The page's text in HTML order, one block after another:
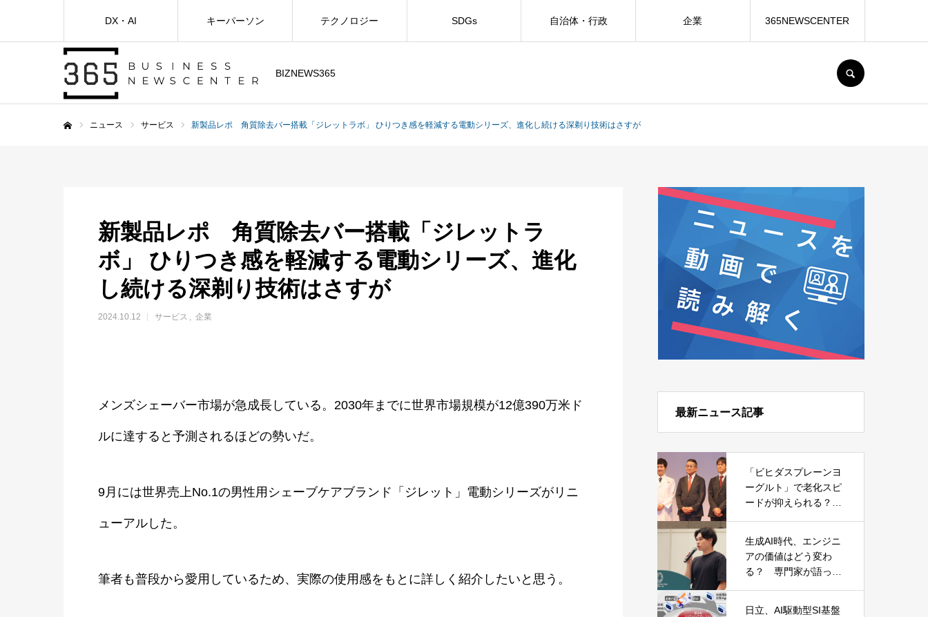
BIZNEWS365
DX・AI キーパーソン テクノロジー SDGs 自治体・行政 企業 365NEWSCENTER
ニュース サービス 新製品レポ 角質除去バー搭載「ジレットラボ」 ひりつき感を軽減する電動シリーズ、進化し続ける深剃り技術はさすが
新製品レポ 角質除去バー搭載「ジレットラ
ボ」 ひりつき感を軽減する電動シリーズ、進化
し続ける深剃り技術はさすが
2024.10.12 サービス 企業
メンズシェーバー市場が急成長している。2030年までに世界市場規模が12億390万米ド
ルに達すると予測されるほどの勢いだ。
9月には世界売上No.1の男性用シェーブケアブランド「ジレット」電動シリーズがリニ
ューアルした。
筆者も普段から愛用しているため、実際の使用感をもとに詳しく紹介したいと思う。
最新ニュース記事
「ビヒダスプレーンヨ
ーグルト」で老化スピ
ードが抑えられる？
生成AI時代、エンジニ
アの価値はどう変わ
る？ 専門家が語った
日立、AI駆動型SI基盤